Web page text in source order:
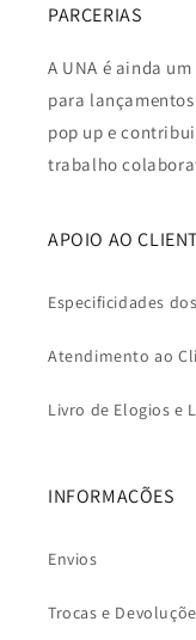
PARCERIAS
A UNA é ainda
para
pop up e
trabalho
APOIO AO
Especificidades
Atendimento ao
Livro de Elogios e
INFORMAÇÕES
Envios
Trocas e